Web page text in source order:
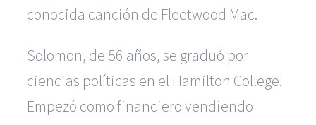
conocida canción de Fleetwood Mac.
Solomon, de 56 años, se graduó por
ciencias políticas en el Hamilton College.
Empezó como financiero vendiendo